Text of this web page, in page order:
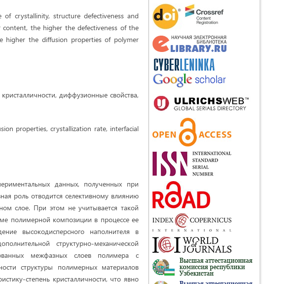
crystallinity, structure defectiveness and
the higher the defectiveness of the
higher the diffusion properties of polymer
диффузионные свойства,
properties, crystallization rate, interfacial
данных, полученных при
роль отводится селективному влиянию
слое. При этом не учитывается такой
полимерной композиции в процессе ее
высокодисперсного наполнителя в
структурно-механической
межфазных слоев полимера с
структуры полимерных материалов
степень кристалличности, что явно